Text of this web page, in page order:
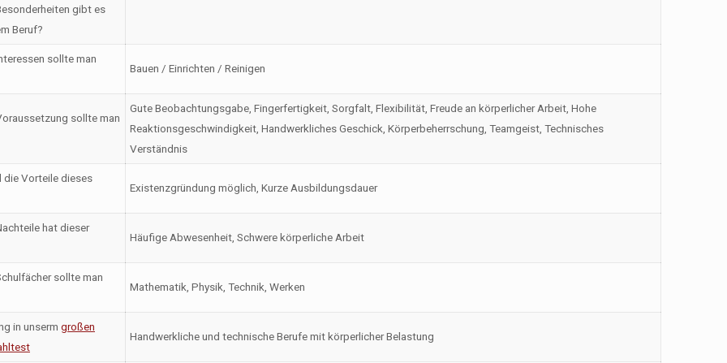
gibt es
Beruf?
sollte man
Bauen / Einrichten / Reinigen
sollte man
Gute Beobachtungsgabe, Fingerfertigkeit, Sorgfalt, Flexibilität, Freude an körperlicher Arbeit, Hohe
Reaktionsgeschwindigkeit, Handwerkliches Geschick, Körperbeherrschung, Teamgeist, Technisches
Verständnis
die Vorteile dieses
Existenzgründung möglich, Kurze Ausbildungsdauer
hat dieser
Häufige Abwesenheit, Schwere körperliche Arbeit
sollte man
Mathematik, Physik, Technik, Werken
in unserm großen
Handwerkliche und technische Berufe mit körperlicher Belastung